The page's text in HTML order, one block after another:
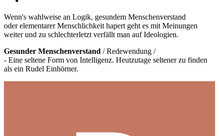
Wenn's wahlweise an Logik, gesundem Menschenverstand
oder elementarer Menschlichkeit hapert geht es mit Meinungen
weiter und zu schlechterletzt verfällt man auf Ideologien.
Gesunder Menschenverstand / Redewendung /
- Eine seltene Form von Intelligenz. Heutzutage seltener zu finden
als ein Rudel Einhörner.